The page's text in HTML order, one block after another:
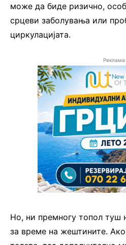
може да биде ризично,
срцеви заболувања или
циркулацијата.
Реклама
Но, ни премногу топол туш
за време на жештините.